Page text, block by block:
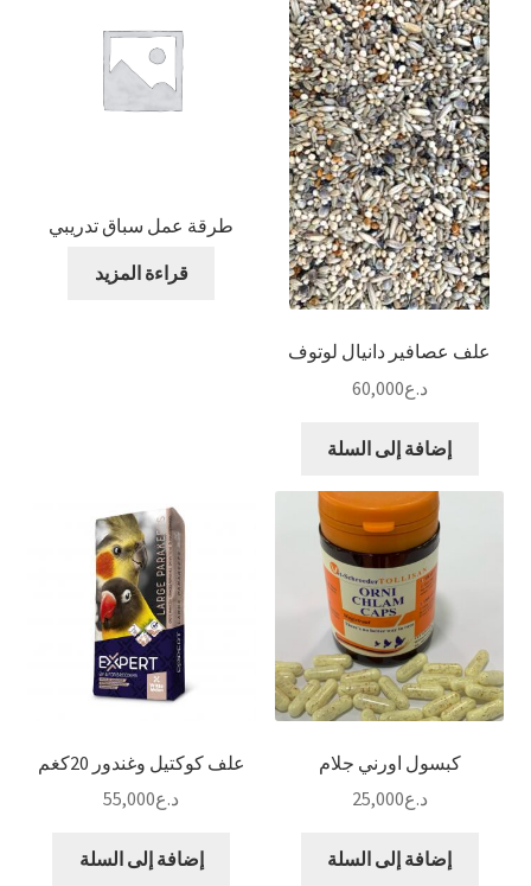
طرقة عمل سباق تدريبي
قراءة المزيد
علف عصافير دانيال لوتوف
د.ع60,000
إضافة إلى السلة
علف كوكتيل وغندور 20كغم
د.ع55,000
إضافة إلى السلة
كبسول اورني جلام
د.ع25,000
إضافة إلى السلة